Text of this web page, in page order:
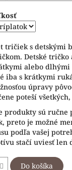
tričiek s detskými
Detské
alebo
iba s krátkymi
úpravy
poteší
produkty sú
preto je možné
podľa vašej
stačí uviesť len
Do košíka